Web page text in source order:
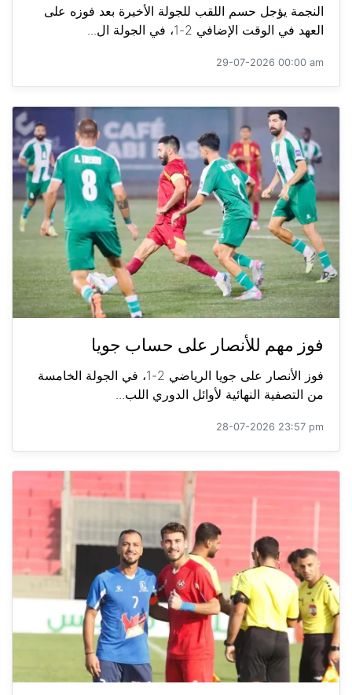
النجمة يؤجل حسم اللقب للجولة الأخيرة بعد فوزه على
العهد في الوقت الإضافي 2-1، في الجولة ال...
29-07-2026 00:00 am
فوز مهم للأنصار على حساب جويا
فوز الأنصار على جويا الرياضي 2-1، في الجولة الخامسة
من التصفية النهائية لأوائل الدوري اللب...
28-07-2026 23:57 pm